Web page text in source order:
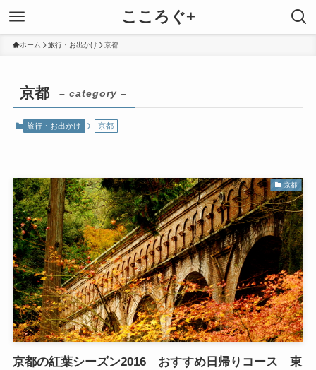
こころぐ+
ホーム 旅行・お出かけ 京都
京都 – category –
旅行・お出かけ 京都
京都
京都の紅葉シーズン2016 おすすめ日帰りコース 東